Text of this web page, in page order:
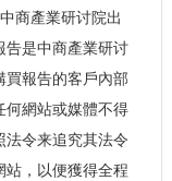
商產業研讨院出
告是中商產業研讨
報告的客戶內部
何網站或媒體不得
令来追究其法令
，以便獲得全程